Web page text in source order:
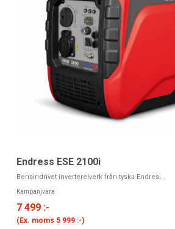
Endress ESE 2100i
Bensindrivet inverterelverk från tyska Endres...
Kampanjvara
7 499 :-
(Ex. moms 5 999 :-)